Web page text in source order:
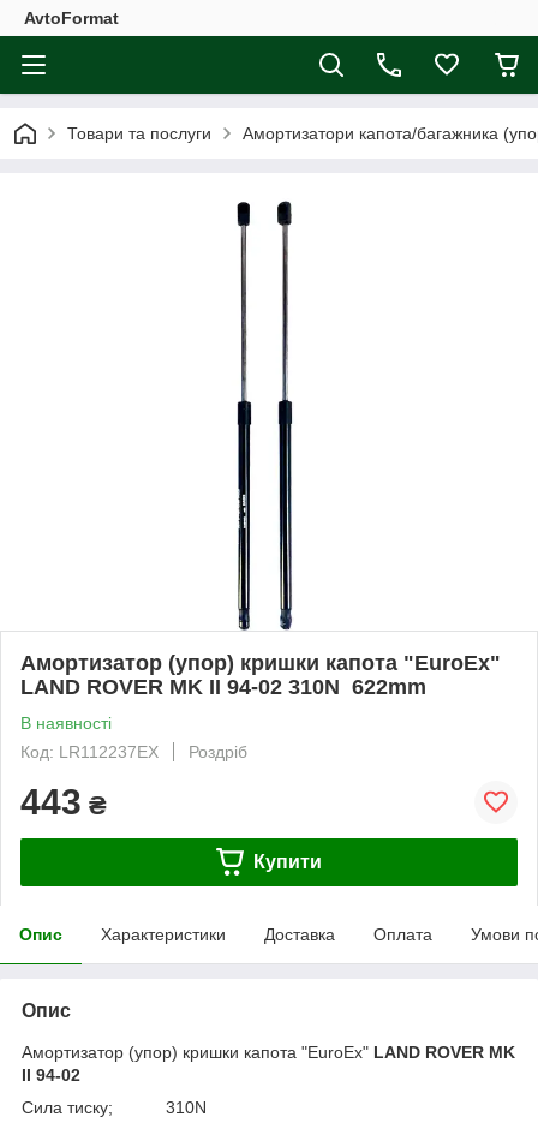
AvtoFormat
Товари та послуги Амортизатори капота/багажника
Амортизатор (упор) кришки капота "EuroEx"
LAND ROVER MK II 94-02 310N 622mm
В наявності
Код: LR112237EX
Роздріб
443 ₴
Купити
Опис Характеристики Доставка Оплата Умови
Опис
Амортизатор (упор) кришки капота "EuroEx" LAND ROVER MK
II 94-02
Сила тиску; 310N